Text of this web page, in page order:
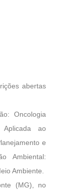
abertas
Oncologia
Aplicada ao
e
Ambiental:
Ambiente.
(MG), no